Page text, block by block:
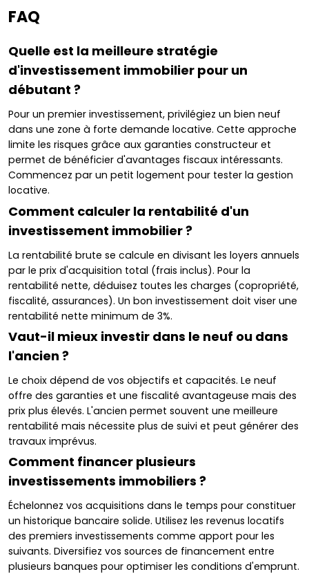
FAQ
Quelle est la meilleure stratégie
d'investissement immobilier pour un
débutant ?
Pour un premier investissement, privilégiez un bien neuf
dans une zone à forte demande locative. Cette approche
limite les risques grâce aux garanties constructeur et
permet de bénéficier d'avantages fiscaux intéressants.
Commencez par un petit logement pour tester la gestion
locative.
Comment calculer la rentabilité d'un
investissement immobilier ?
La rentabilité brute se calcule en divisant les loyers annuels
par le prix d'acquisition total (frais inclus). Pour la
rentabilité nette, déduisez toutes les charges (copropriété,
fiscalité, assurances). Un bon investissement doit viser une
rentabilité nette minimum de 3%.
Vaut-il mieux investir dans le neuf ou dans
l'ancien ?
Le choix dépend de vos objectifs et capacités. Le neuf
offre des garanties et une fiscalité avantageuse mais des
prix plus élevés. L'ancien permet souvent une meilleure
rentabilité mais nécessite plus de suivi et peut générer des
travaux imprévus.
Comment financer plusieurs
investissements immobiliers ?
Échelonnez vos acquisitions dans le temps pour constituer
un historique bancaire solide. Utilisez les revenus locatifs
des premiers investissements comme apport pour les
suivants. Diversifiez vos sources de financement entre
plusieurs banques pour optimiser les conditions d'emprunt.